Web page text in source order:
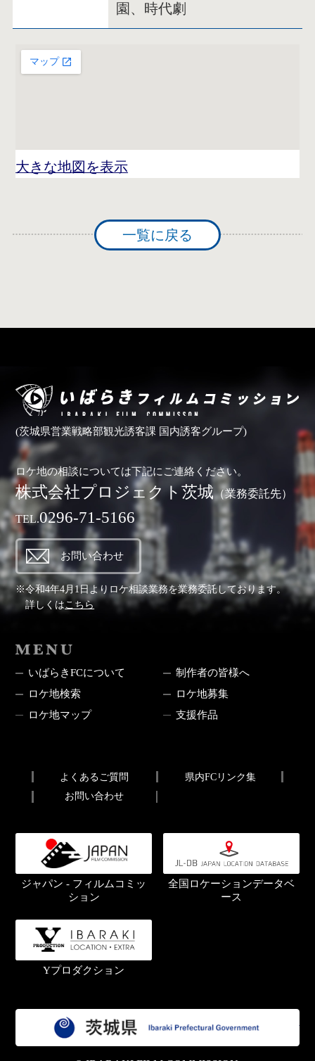
園、時代劇
大きな地図を表示
一覧に戻る
(茨城県営業戦略部観光誘客課 国内誘客グループ)
ロケ地の相談については下記にご連絡ください。
株式会社プロジェクト茨城（業務委託先）
TEL.0296-71-5166
お問い合わせ
※令和4年4月1日よりロケ相談業務を業務委託しております。
詳しくはこちら
いばらきFCについて
制作者の皆様へ
ロケ地検索
ロケ地募集
ロケ地マップ
支援作品
よくあるご質問
県内FCリンク集
お問い合わせ
ジャパン - フィルムコミッ
ション
全国ロケーションデータベ
ース
Yプロダクション